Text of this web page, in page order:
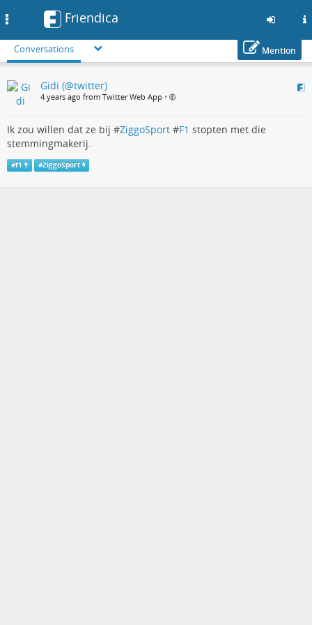
to
main
Friendica
Conversations Mention
Gidi (@twitter)
4 years ago from Twitter Web App •
Ik zou willen dat ze bij #ZiggoSport #F1 stopten met die
stemmingmakerij.
#f1 #ZiggoSport